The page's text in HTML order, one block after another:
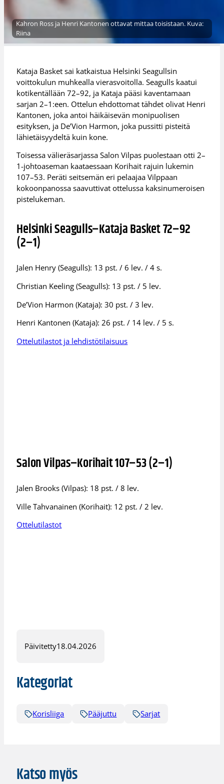
Kahron Ross ja Henri Kantonen ottavat mittaa toisistaan. Kuva:
Riina
Kataja Basket sai katkaistua Helsinki Seagullsin
voittokulun muhkealla vierasvoitolla. Seagulls kaatui
kotikentällään 72–92, ja Kataja pääsi kaventamaan
sarjan 2–1:een. Ottelun ehdottomat tähdet olivat Henri
Kantonen, joka antoi häikäisevän monipuolisen
esityksen, ja De’Vion Harmon, joka pussitti pisteitä
lähietäisyydeltä kuin kone.
Toisessa välieräsarjassa Salon Vilpas puolestaan otti 2–
1-johtoaseman kaataessaan Korihait rajuin lukemin
107–53. Peräti seitsemän eri pelaajaa Vilppaan
kokoonpanossa saavuttivat ottelussa kaksinumeroisen
pistelukeman.
Helsinki Seagulls–Kataja Basket 72–92
(2–1)
Jalen Henry (Seagulls): 13 pst. / 6 lev. / 4 s.
Christian Keeling (Seagulls): 13 pst. / 5 lev.
De’Vion Harmon (Kataja): 30 pst. / 3 lev.
Henri Kantonen (Kataja): 26 pst. / 14 lev. / 5 s.
Ottelutilastot ja lehdistötilaisuus
Salon Vilpas–Korihait 107–53 (2–1)
Jalen Brooks (Vilpas): 18 pst. / 8 lev.
Ville Tahvanainen (Korihait): 12 pst. / 2 lev.
Ottelutilastot
Päivitetty18.04.2026
Kategoriat
Korisliiga Pääjuttu Sarjat
Katso myös